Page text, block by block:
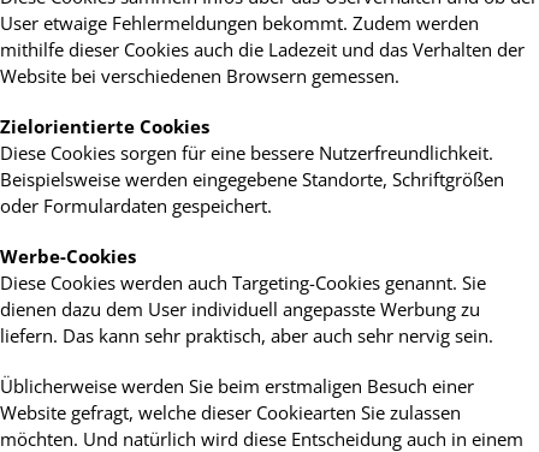
User etwaige Fehlermeldungen bekommt. Zudem werden
mithilfe dieser Cookies auch die Ladezeit und das Verhalten der
Website bei verschiedenen Browsern gemessen.
Zielorientierte Cookies
Diese Cookies sorgen für eine bessere Nutzerfreundlichkeit.
Beispielsweise werden eingegebene Standorte, Schriftgrößen
oder Formulardaten gespeichert.
Werbe-Cookies
Diese Cookies werden auch Targeting-Cookies genannt. Sie
dienen dazu dem User individuell angepasste Werbung zu
liefern. Das kann sehr praktisch, aber auch sehr nervig sein.
Üblicherweise werden Sie beim erstmaligen Besuch einer
Website gefragt, welche dieser Cookiearten Sie zulassen
möchten. Und natürlich wird diese Entscheidung auch in einem